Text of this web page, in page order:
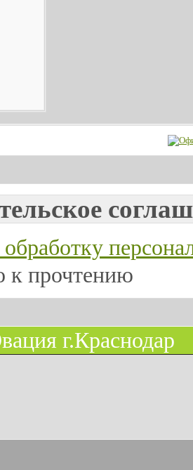
обработку
к прочтению
г.Краснодар